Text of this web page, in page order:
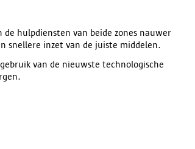
hulpdiensten van beide zones nauwer
snellere inzet van de juiste middelen.
van de nieuwste technologische